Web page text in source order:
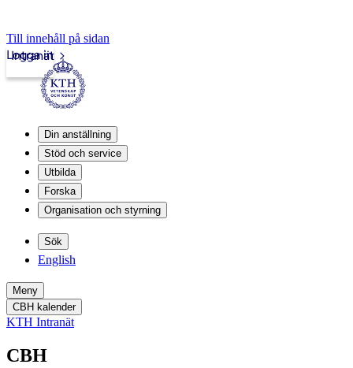
Till innehåll på sidan
Intranät
Logga in
Din anställning
Stöd och service
Utbilda
Forska
Organisation och styrning
Sök
English
Meny
CBH kalender
KTH Intranät
CBH